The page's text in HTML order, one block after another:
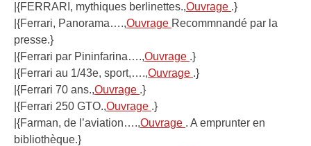
|{FERRARI, mythiques berlinettes.,Ouvrage .}
|{Ferrari, Panorama….,Ouvrage Recommnandé par la
presse.}
|{Ferrari par Pininfarina….,Ouvrage .}
|{Ferrari au 1/43e, sport,….,Ouvrage .}
|{Ferrari 70 ans.,Ouvrage .}
|{Ferrari 250 GTO.,Ouvrage .}
|{Farman, de l’aviation….,Ouvrage . A emprunter en
bibliothèque.}